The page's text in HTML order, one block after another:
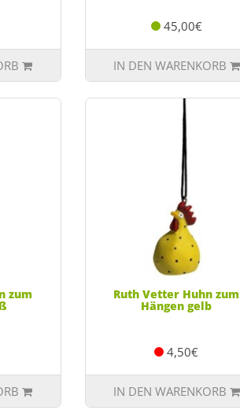
45,00€
IN DEN WARENKORB
zum Ruth Vetter Huhn zum
Hängen gelb
4,50€
IN DEN WARENKORB